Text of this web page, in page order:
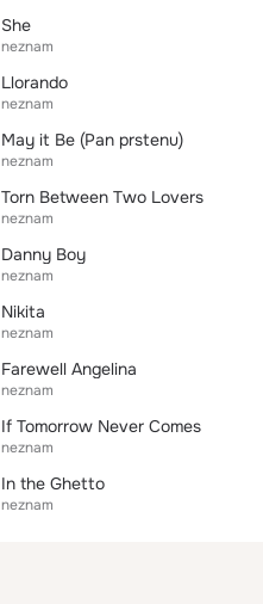
She
neznam
Llorando
neznam
May it Be (Pan prstenu)
neznam
Torn Between Two Lovers
neznam
Danny Boy
neznam
Nikita
neznam
Farewell Angelina
neznam
If Tomorrow Never Comes
neznam
In the Ghetto
neznam